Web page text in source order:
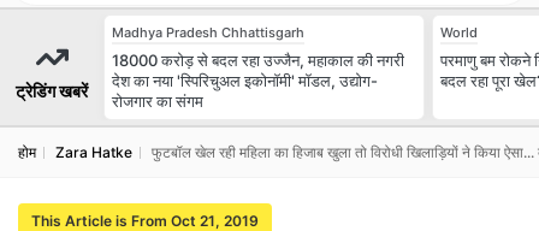
ट्रेडिंग खबरें
Madhya Pradesh Chhattisgarh
18000 करोड़ से बदल रहा उज्जैन, महाकाल की नगरी
देश का नया 'स्पिरिचुअल इकोनॉमी' मॉडल, उद्योग-
रोजगार का संगम
World
परमाणु बम
बदल रहा पूरा
होम Zara Hatke फुटबॉल खेल रही महिला का हिजाब खुला तो विरोधी खिलाड़ियों ने किया
This Article is From Oct 21, 2019